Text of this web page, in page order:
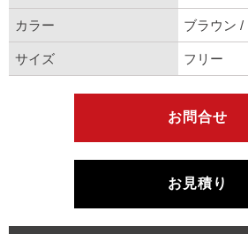
カラー ブラウン /
サイズ フリー
お問合せ
お見積り